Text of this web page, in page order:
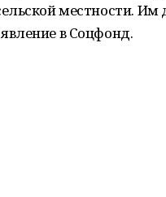
местности.
в Соцфонд.